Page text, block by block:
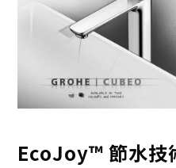
EcoJoy™ 節水技